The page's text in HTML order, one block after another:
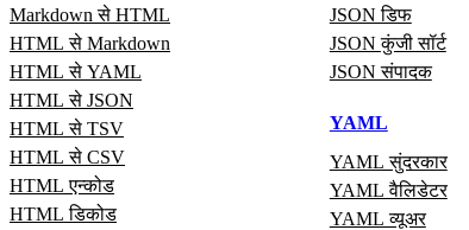
Markdown से HTML
HTML से Markdown
HTML से YAML
HTML से JSON
HTML से TSV
HTML से CSV
HTML एन्कोड
HTML डिकोड
JSON डिफ
JSON कुंजी सॉर्ट
JSON संपादक
YAML
YAML सुंदरकार
YAML वैलिडेटर
YAML व्यूअर